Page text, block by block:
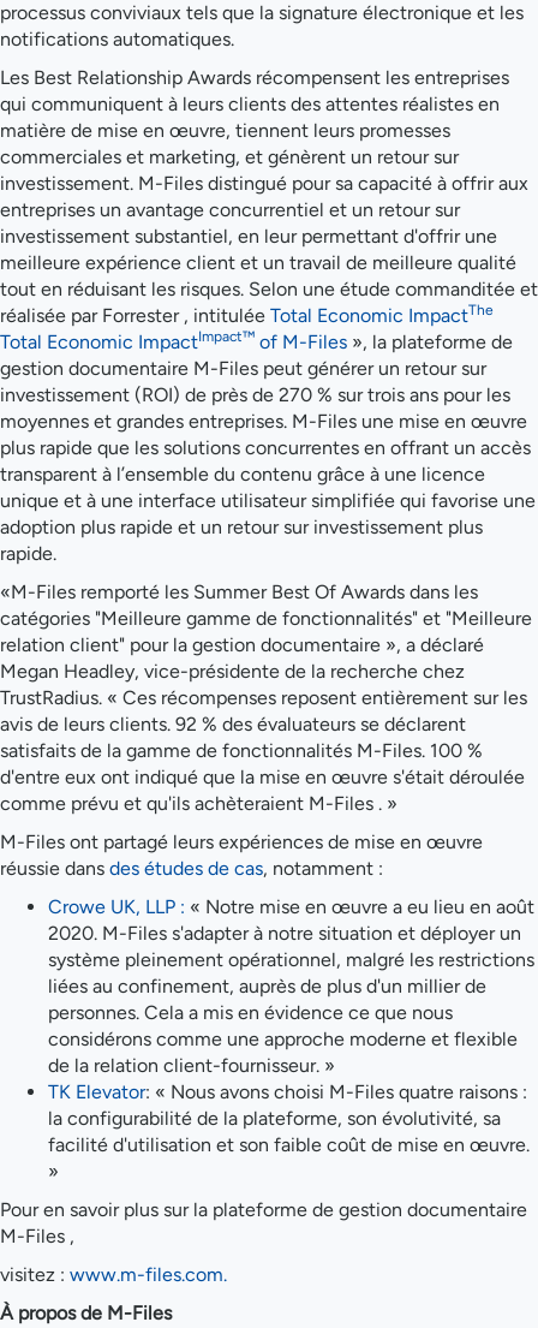
processus conviviaux tels que la signature électronique et les
notifications automatiques.
Les Best Relationship Awards récompensent les entreprises
qui communiquent à leurs clients des attentes réalistes en
matière de mise en œuvre, tiennent leurs promesses
commerciales et marketing, et génèrent un retour sur
investissement. M-Files distingué pour sa capacité à offrir aux
entreprises un avantage concurrentiel et un retour sur
investissement substantiel, en leur permettant d'offrir une
meilleure expérience client et un travail de meilleure qualité
tout en réduisant les risques. Selon une étude commanditée et
réalisée par Forrester , intitulée Total Economic ImpactThe
Total Economic ImpactImpact™ of M-Files », la plateforme de
gestion documentaire M-Files peut générer un retour sur
investissement (ROI) de près de 270 % sur trois ans pour les
moyennes et grandes entreprises. M-Files une mise en œuvre
plus rapide que les solutions concurrentes en offrant un accès
transparent à l’ensemble du contenu grâce à une licence
unique et à une interface utilisateur simplifiée qui favorise une
adoption plus rapide et un retour sur investissement plus
rapide.
«M-Files remporté les Summer Best Of Awards dans les
catégories "Meilleure gamme de fonctionnalités" et "Meilleure
relation client" pour la gestion documentaire », a déclaré
Megan Headley, vice-présidente de la recherche chez
TrustRadius. « Ces récompenses reposent entièrement sur les
avis de leurs clients. 92 % des évaluateurs se déclarent
satisfaits de la gamme de fonctionnalités M-Files. 100 %
d'entre eux ont indiqué que la mise en œuvre s'était déroulée
comme prévu et qu'ils achèteraient M-Files . »
M-Files ont partagé leurs expériences de mise en œuvre
réussie dans des études de cas, notamment :
Crowe UK, LLP : « Notre mise en œuvre a eu lieu en août
2020. M-Files s'adapter à notre situation et déployer un
système pleinement opérationnel, malgré les restrictions
liées au confinement, auprès de plus d'un millier de
personnes. Cela a mis en évidence ce que nous
considérons comme une approche moderne et flexible
de la relation client-fournisseur. »
TK Elevator: « Nous avons choisi M-Files quatre raisons :
la configurabilité de la plateforme, son évolutivité, sa
facilité d'utilisation et son faible coût de mise en œuvre.
»
Pour en savoir plus sur la plateforme de gestion documentaire
M-Files ,
visitez : www.m-files.com.
À propos de M-Files